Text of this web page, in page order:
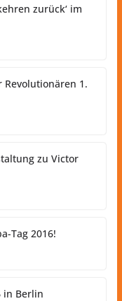
zurück‘ im
Revolutionären 1.
zu Victor
Tag 2016!
in Berlin